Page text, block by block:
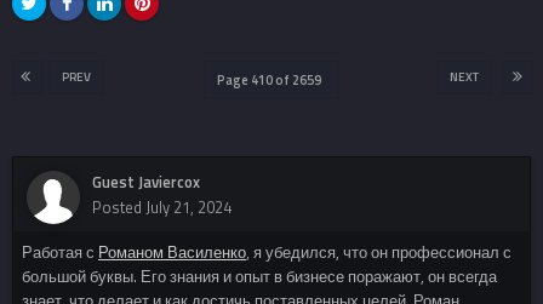
PREV NEXT
Page 410 of 2659
Guest Javiercox
Posted July 21, 2024
Работая с Романом Василенко, я убедился, что он профессионал с
большой буквы. Его знания и опыт в бизнесе поражают, он всегда